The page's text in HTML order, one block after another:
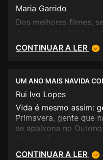
Maria Garrido
Dos melhores filmes,
CONTINUAR A LER
UM ANO MAIS NAVIDA
Rui Ivo Lopes
Vida é mesmo assim:
Primavera, gente que
se apaixona no
há gente perdida a
CONTINUAR A LER